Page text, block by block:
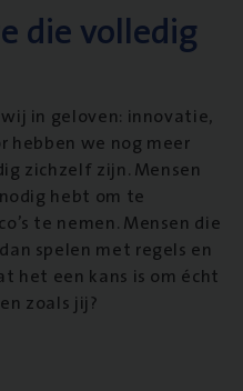
die volledig
in geloven: innovatie,
hebben we nog meer
zichzelf zijn. Mensen
hebt om te
te nemen. Mensen die
spelen met regels en
het een kans is om écht
zoals jij?